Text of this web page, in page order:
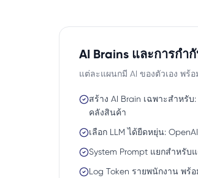
AI Brains และการกำ
แต่ละแผนกมี AI ของตัวเอง พร้
สร้าง AI Brain เฉพาะสำหรั
คลังสินค้า
เลือก LLM ได้ยืดหยุ่น:
System Prompt แยกสำหรับ
Log Token รายพนักงาน พร้